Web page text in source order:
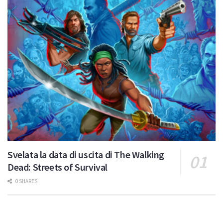
Svelata la data di uscita di The Walking
Dead: Streets of Survival
0 SHARES